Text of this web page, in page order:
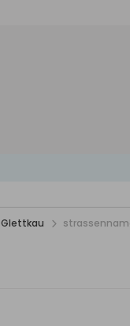
Glettkau